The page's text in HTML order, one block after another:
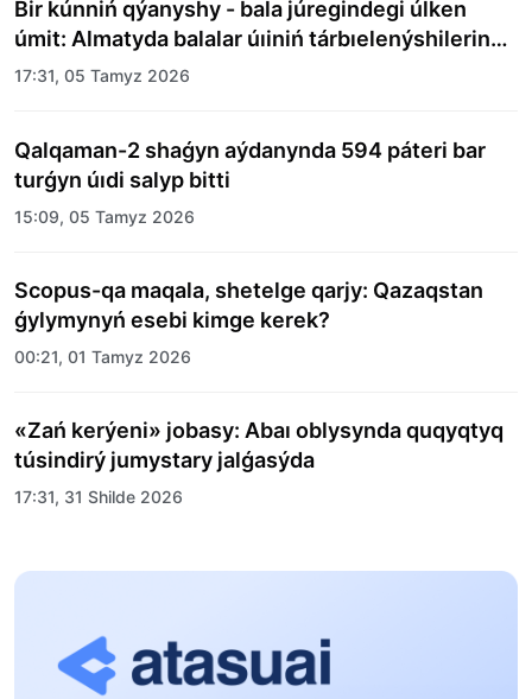
Bir kúnniń qýanyshy - bala júregindegi úlken
úmit: Almatyda balalar úıiniń tárbıelenýshilerine
merekelik kún uıymdastyryldy
17:31, 05 Tamyz 2026
Qalqaman-2 shaǵyn aýdanynda 594 páteri bar
turǵyn úıdi salyp bitti
15:09, 05 Tamyz 2026
Scopus-qa maqala, shetelge qarjy: Qazaqstan
ǵylymynyń esebi kimge kerek?
00:21, 01 Tamyz 2026
«Zań kerýeni» jobasy: Abaı oblysynda quqyqtyq
túsindirý jumystary jalǵasýda
17:31, 31 Shilde 2026
Halyqaralyq «Formýla-1 H2O» jarysyn Qonaev
13:13, 30 Shilde 2026